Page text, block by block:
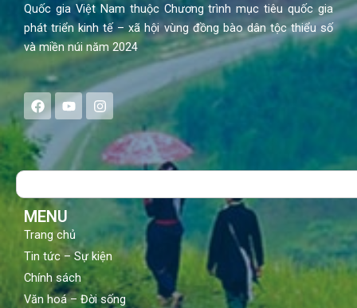
Quốc gia Việt Nam thuộc Chương trình mục tiêu quốc gia
phát triển kinh tế – xã hội vùng đồng bào dân tộc thiểu số
và miền núi năm 2024
F
a
e
b
o
Y
o
t
u
b
I
n
s
a
g
Search
MENU
Trang chủ
Tin tức – Sự kiện
Chính sách
Văn hoá – Đời sống